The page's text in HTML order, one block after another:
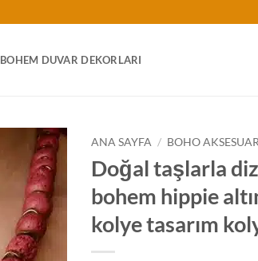
BOHEM DUVAR DEKORLARI
ANA SAYFA / BOHO
Doğal taşlarla
bohem hippie
kolye tasarım